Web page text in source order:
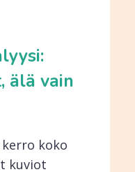
älä vain
koko
kuviot